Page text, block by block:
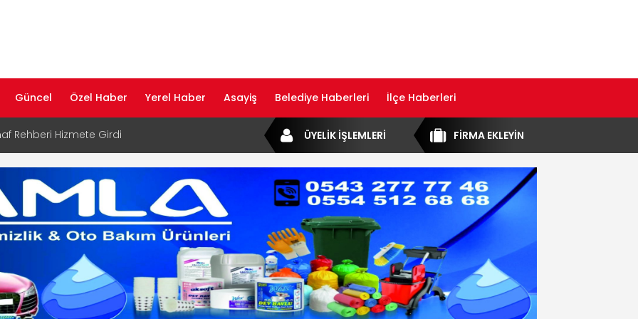
Güncel Özel Haber Yerel Haber Asayiş Belediye Haberleri İlçe Haberleri
Rehberi Hizmete Girdi
Yayın Hayatına Başladı | Hızlı ve Akıllı
Dijital Devrim: Rota Sepetim
Bölge Müdürü Makam Koltuğunu
Rehberi ile Google ve Yapay Zeka
Öne Çıkın
FİRMA EKLEYİN
ÜYELİK İŞLEMLERİ